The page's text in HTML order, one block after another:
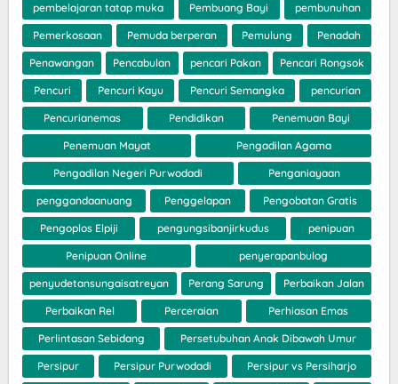
pembelajaran tatap muka Pembuang Bayi pembunuhan
Pemerkosaan Pemuda berperan Pemulung Penadah
Penawangan Pencabulan pencari Pakan Pencari Rongsok
Pencuri Pencuri Kayu Pencuri Semangka pencurian
Pencurianemas Pendidikan Penemuan Bayi
Penemuan Mayat Pengadilan Agama
Pengadilan Negeri Purwodadi Penganiayaan
penggandaanuang Penggelapan Pengobatan Gratis
Pengoplos Elpiji pengungsibanjirkudus penipuan
Penipuan Online penyerapanbulog
penyudetansungaisatreyan Perang Sarung Perbaikan Jalan
Perbaikan Rel Perceraian Perhiasan Emas
Perlintasan Sebidang Persetubuhan Anak Dibawah Umur
Persipur Persipur Purwodadi Persipur vs Persiharjo